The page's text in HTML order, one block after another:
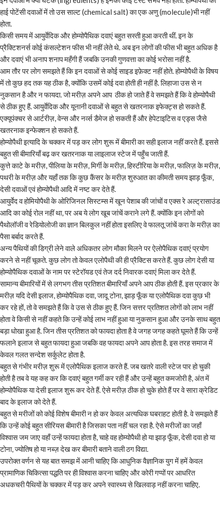
हाई पोटेंसी दवाओं में तो उस साल्ट (chemical salt) का एक अणु (molecule)भी नहीं
होता.
किसी समय में आयुर्वेदिक और होम्योपैथिक दवाएं बहुत सस्ती हुआ करती थीं. इन के
प्रैक्टिशनर्स कोई कंसल्टेशन फीस भी नहीं लेते थे. अब इन लोगों की फीस भी बहुत अधिक है
और दवाएं भी अनाप शनाप महँगी हैं जबकि उनकी गुणवत्ता का कोई भरोसा नहीं है.
आम तौर पर लोग समझते हैं कि इन दवाओं से कोई साइड इफ़ेक्ट नहीं होते. होम्योपैथी के विषय
में तो कुछ हद तक यह ठीक है, क्योंकि उसमें कोई दवा होती ही नहीं है. लिहाजा उस से न
नुकसान है और न फायदा. जो मरीज़ अपने आप ठीक हो जाते हैं वे समझते हैं कि वे होम्योपैथी
से ठीक हुए हैं. आयुर्वेदिक और यूनानी दवाओं से बहुत से खतरनाक इफेक्ट्स हो सकते हैं.
एक्यूपंक्चर से आर्टरीज़, वेन्स और नर्व्स डैमेज हो सकती हैं और हेपेटाइटिस व एड्स जैसे
खतरनाक इन्फेक्शन हो सकते हैं.
होम्योपैथी इत्यादि के चक्कर में पड़ कर लोग शुरू में बीमारी का सही इलाज नहीं करते हैं. इससे
बहुत सी बीमारियाँ बढ़ कर खतरनाक या लाइलाज स्टेज में पहुँच जाती हैं.
कुत्ते काटे के मरीज़, पीलिया के मरीज़, मिर्गी के मरीज़, हिस्टीरिया के मरीज़, फालिज़ के मरीज़,
पथरी के मरीज़ और यहाँ तक कि कुछ कैंसर के मरीज़ शुरुआत का कीमती समय झाड़ फूँक,
देसी दवाओं एवं होम्योपैथी आदि में नष्ट कर देते हैं.
आयुर्वेद व होमियोपैथी के ओरिजिनल सिस्टम्स में खून पेशाब की जांचों व एक्स रे अल्ट्रासाउंड
आदि का कोई रोल नहीं था, पर अब ये लोग खूब जांचें कराने लगे हैं. क्योंकि इन लोगों को
पैथोलॉजी व रेडियोलोजी का ज्ञान बिलकुल नहीं होता इसलिए वे फालतू जांचें करा के मरीज़ का
पैसा बर्बाद करते हैं.
अन्य पैथियों की डिग्री लेने वाले अधिकतर लोग मौका मिलने पर ऐलोपैथिक दवाएं प्रयोग
करने से नहीं चूकते. कुछ लोग तो केवल एलोपैथी की ही प्रैक्टिस करते हैं. कुछ लोग देसी या
होम्योपैथिक दवाओं के नाम पर स्टेरॉयड एवं तेज दर्द निवारक दवाएं मिला कर देते हैं.
सामान्य बीमारियों में से लगभग तीस प्रतिशत बीमारियाँ अपने आप ठीक होती हैं. इस प्रकार के
मरीज़ यदि देसी इलाज, होम्योपैथिक दवा, जादू टोना, झाड़ फूँक या एलोपैथिक दवा कुछ भी
कर रहे हों, तो वे समझते हैं कि वे उस से ठीक हुए हैं. जिन सत्तर प्रतिशत लोगों को लाभ नहीं
होता वे किसी से नहीं कहते कि उन्हें कोई लाभ नहीं हुआ या नुकसान हुआ और उनके साथ बहुत
बड़ा धोखा हुआ है. जिन तीस प्रतिशत को फायदा होता है वे जगह जगह कहते घूमते हैं कि उन्हें
फलाने इलाज से बहुत फायदा हुआ जबकि वह फायदा अपने आप होता है. इस तरह समाज में
केवल गलत सन्देश सर्कुलेट होता है.
बहुत से गंभीर मरीज़ शुरू में एलोपैथिक इलाज करते हैं. जब खतरे वाली स्टेज पार हो चुकी
होती है तब वे यह कह कर कि दवाएं बहुत गर्मी कर रही हैं और उन्हें बहुत कमजोरी है, अंत में
होम्योपैथिक या देसी इलाज शुरू कर देते हैं. ऐसे मरीज़ ठीक हो चुके होते हैं पर वे सारा क्रेडिट
बाद के इलाज को देते हैं.
बहुत से मरीजों को कोई विशेष बीमारी न हो कर केवल अत्यधिक घबराहट होती है. वे समझते हैं
कि उन्हें कोई बहुत सीरियस बीमारी है जिसका पता नहीं चल रहा है. ऐसे मरीजों का जहाँ
विश्वास जम जाए वहाँ उन्हें फायदा होता है, चाहे वह होम्योपैथी हो या झाड़ फूँक, देसी दवा हो या
टोना, ज्योतिष हो या नब्ज़ देख कर बीमारी बताने वाली ठग विद्या.
उपरोक्त वर्णन से यह बात समझ में आनी चाहिए कि आधुनिक वैज्ञानिक युग में हमें केवल
प्रामाणिक चिकित्सा पद्धति पर ही विश्वास करना चाहिए और कोरी गप्पों पर आधरित
अधकचरी पैथियों के चक्कर में पड़ कर अपने स्वास्थ्य से खिलवाड़ नहीं करना चाहिए.